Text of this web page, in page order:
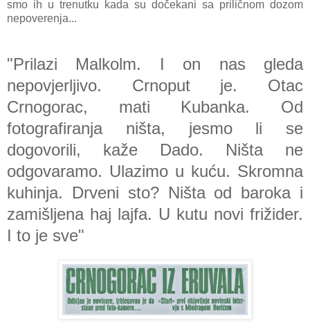
smo ih u trenutku kada su dočekani sa priličnom dozom
nepoverenja...
"Prilazi Malkolm. I on nas gleda
nepovjerljivo. Crnoput je. Otac
Crnogorac, mati Kubanka. Od
fotografiranja ništa, jesmo li se
dogovorili, kaže Dado. Ništa ne
odgovaramo. Ulazimo u kuću. Skromna
kuhinja. Drveni sto? Ništa od baroka i
zamišljena haj lajfa. U kutu novi frižider.
I to je sve"